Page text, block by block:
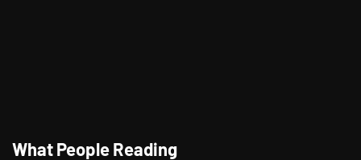
What People Reading